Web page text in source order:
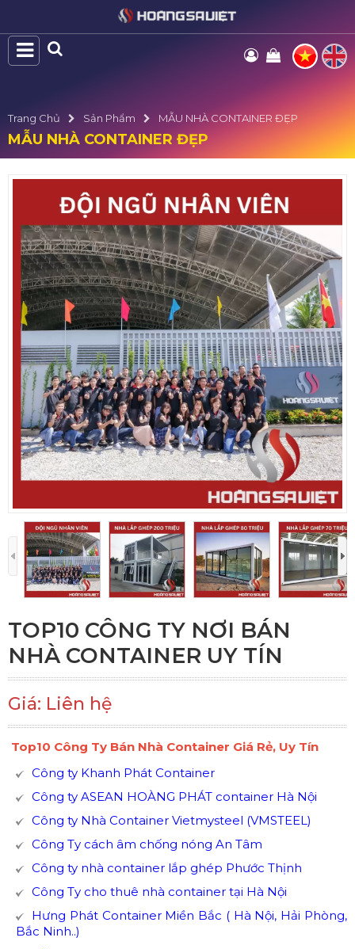
Trang Chủ Sản Phẩm MẪU NHÀ CONTAINER ĐẸP
MẪU NHÀ CONTAINER ĐẸP
TOP10 CÔNG TY NƠI BÁN
NHÀ CONTAINER UY TÍN
Giá: Liên hệ
Top10 Công Ty Bán Nhà Container Giá Rẻ, Uy Tín
Công ty Khanh Phát Container
Công ty ASEAN HOÀNG PHÁT container Hà Nội
Công ty Nhà Container Vietmysteel (VMSTEEL)
Công Ty cách âm chống nóng An Tâm
Công ty nhà container lắp ghép Phước Thịnh
Công Ty cho thuê nhà container tại Hà Nội
Hưng Phát Container Miền Bắc ( Hà Nội, Hải Phòng,
Bắc Ninh..)